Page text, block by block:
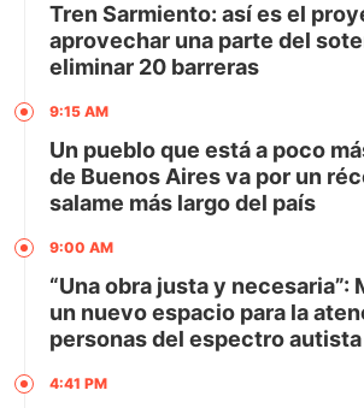
Tren Sarmiento: así es el
aprovechar una parte del
eliminar 20 barreras
9:15 AM
Un pueblo que está a poco
de Buenos Aires va por un
salame más largo del país
9:00 AM
“Una obra justa y necesaria”:
un nuevo espacio para la
personas del espectro autista
4:41 PM